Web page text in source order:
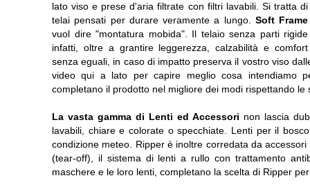
lato viso e prese d'aria filtrate con filtri lavabili. Si tratta di
telai pensati per durare veramente a lungo. Soft Frame
vuol dire "montatura mobida". Il telaio senza parti rigide
infatti, oltre a grantire leggerezza, calzabilità e comfort
senza eguali, in caso di impatto preserva il vostro viso
video qui a lato per capire meglio cosa intendiamo
completano il prodotto nel migliore dei modi rispettando
La vasta gamma di Lenti ed Accessori non lascia
lavabili, chiare e colorate o specchiate. Lenti per il
condizione meteo. Ripper è inoltre corredata da
(tear-off), il sistema di lenti a rullo con trattamento
maschere e le loro lenti, completano la scelta di Ripper